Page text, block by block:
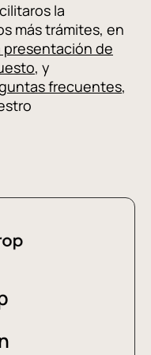
la
más trámites, en
presentación de
, y
frecuentes,